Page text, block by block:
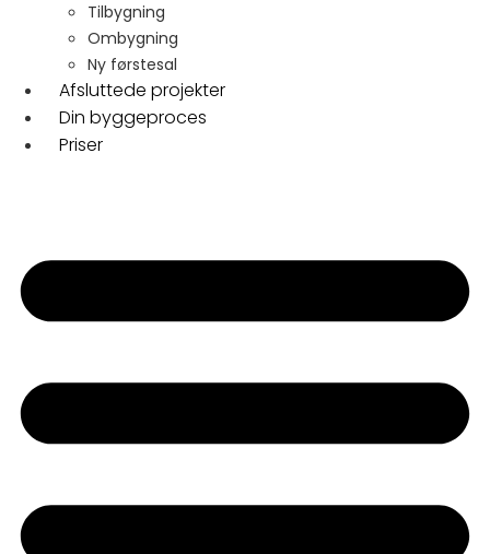
Tilbygning
Ombygning
Ny førstesal
Afsluttede projekter
Din byggeproces
Priser